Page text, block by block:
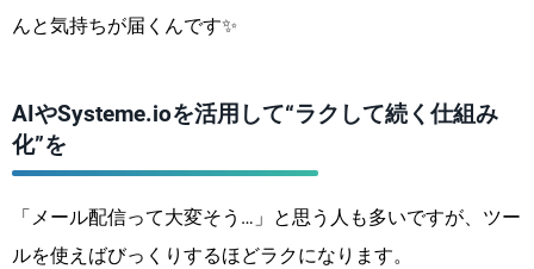
んと気持ちが届くんです✨
AIやSysteme.ioを活用して“ラクして続く仕組み
化”を
「メール配信って大変そう…」と思う人も多いですが、ツー
ルを使えばびっくりするほどラクになります。